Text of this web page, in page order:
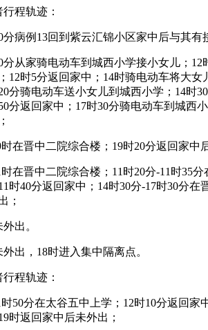
程轨迹：
病例13回到紫云汇锦小区家中后与其有
从家骑电动车到城西小学接小女儿；12
12时5分返回家中；14时骑电动车将大女
分骑电动车送小女儿到城西小学；14时
分返回家中；17时30分骑电动车到城西
晋中二院综合楼；19时20分返回家中
晋中二院综合楼；11时20分-11时35分
时40分返回家中；14时30分-17时30分在
；
出。
，18时进入集中隔离点。
程轨迹：
分在太谷五中上学；12时10分返回家
时返回家中后未外出；